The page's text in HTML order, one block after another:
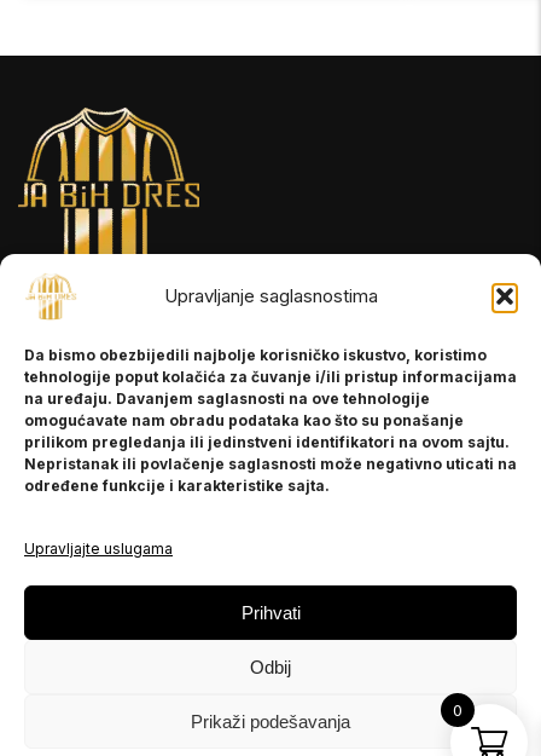
Upravljanje saglasnostima
Da bismo obezbijedili najbolje korisničko iskustvo, koristimo
tehnologije poput kolačića za čuvanje i/ili pristup informacijama
na uređaju. Davanjem saglasnosti na ove tehnologije
omogućavate nam obradu podataka kao što su ponašanje
prilikom pregledanja ili jedinstveni identifikatori na ovom sajtu.
Nepristanak ili povlačenje saglasnosti može negativno uticati na
određene funkcije i karakteristike sajta.
Upravljajte uslugama
Prihvati
Odbij
Prikaži podešavanja
INFORMACIJE
O nama
Kontakt
POMOĆ
Politika privatnosti
PRATITE NAS
Instagram
0